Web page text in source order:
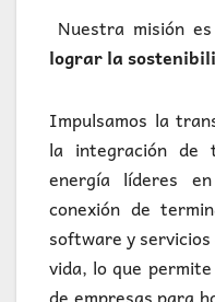
Nuestra misión
lograr la
Impulsamos la
la integración de
energía líderes
conexión de
software y
vida, lo que